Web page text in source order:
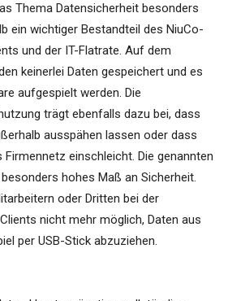
Thema Datensicherheit besonders
ein wichtiger Bestandteil des NiuCo-
und der IT-Flatrate. Auf dem
keinerlei Daten gespeichert und es
aufgespielt werden. Die
trägt ebenfalls dazu bei, dass
ausspähen lassen oder dass
einschleicht. Die genannten
hohes Maß an Sicherheit.
oder Dritten bei der
nicht mehr möglich, Daten aus
per USB-Stick abzuziehen.